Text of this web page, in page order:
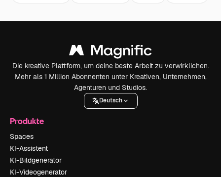
Die kreative Plattform, um deine beste Arbeit zu verwirklichen.
Mehr als 1 Million Abonnenten unter Kreativen, Unternehmen,
Agenturen und Studios.
Deutsch
Produkte
Spaces
KI-Assistent
KI-Bildgenerator
KI-Videogenerator